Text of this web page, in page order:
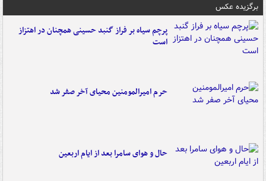
برگزیده عکس
پرچم سیاه بر فراز گنبد حسینی همچنان در اهتزاز
است
حرم امیرالمومنین محیای آخر صفر شد
حال و هوای سامرا بعد از ایام اربعین